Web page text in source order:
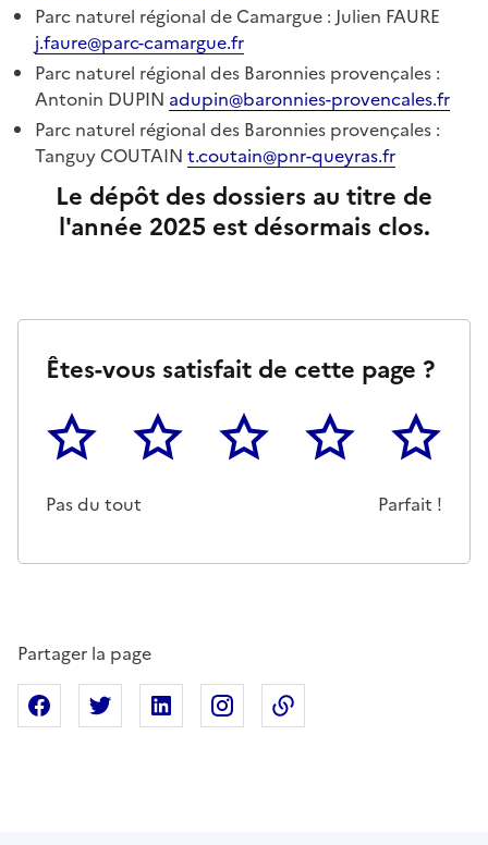
Parc naturel régional de Camargue : Julien FAURE
j.faure@parc-camargue.fr
Parc naturel régional des Baronnies provençales :
Antonin DUPIN adupin@baronnies-provencales.fr
Parc naturel régional des Baronnies provençales :
Tanguy COUTAIN t.coutain@pnr-queyras.fr
Le dépôt des dossiers au titre de
l'année 2025 est désormais clos.
Êtes-vous satisfait de cette page ?
1
Pas du tout
2 3 4 5
Parfait !
Partager la page
Partager sur Facebook
Partager sur XPartager sur Linkedin
Partager sur Instagram